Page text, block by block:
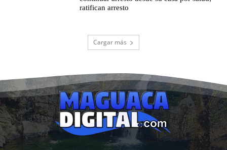
ratifican arresto
Cargar más